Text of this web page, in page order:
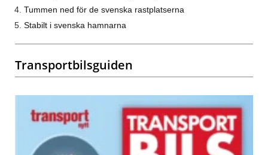
Tummen ned för de svenska rastplatserna
Stabilt i svenska hamnarna
Transportbilsguiden